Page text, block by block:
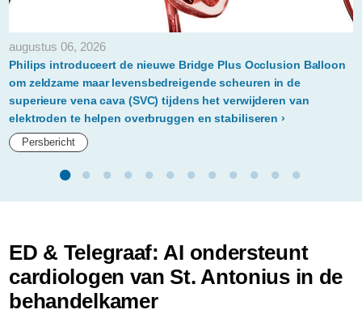
augustus 06, 2026
Philips introduceert de nieuwe Bridge Plus Occlusion Balloon
om zeldzame maar levensbedreigende scheuren in de
superieure vena cava (SVC) tijdens het verwijderen van
elektroden te helpen overbruggen en stabiliseren
Persbericht
ED & Telegraaf: AI ondersteunt
cardiologen van St. Antonius in de
behandelkamer